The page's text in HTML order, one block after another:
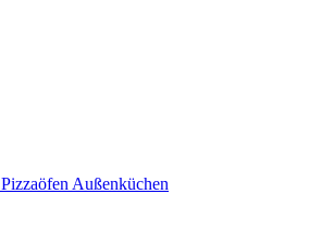
Pizzaöfen Außenküchen